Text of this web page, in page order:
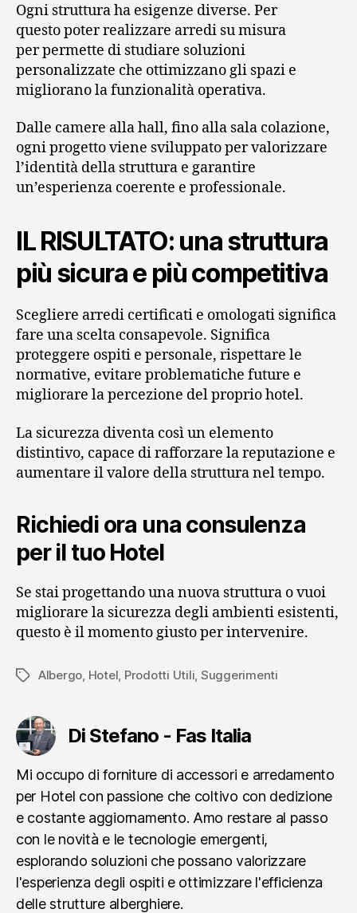
Ogni struttura ha esigenze diverse. Per
questo poter realizzare arredi su misura
per permette di studiare soluzioni
personalizzate che ottimizzano gli spazi e
migliorano la funzionalità operativa.
Dalle camere alla hall, fino alla sala colazione,
ogni progetto viene sviluppato per valorizzare
l’identità della struttura e garantire
un’esperienza coerente e professionale.
IL RISULTATO: una struttura
più sicura e più competitiva
Scegliere arredi certificati e omologati significa
fare una scelta consapevole. Significa
proteggere ospiti e personale, rispettare le
normative, evitare problematiche future e
migliorare la percezione del proprio hotel.
La sicurezza diventa così un elemento
distintivo, capace di rafforzare la reputazione e
aumentare il valore della struttura nel tempo.
Richiedi ora una consulenza
per il tuo Hotel
Se stai progettando una nuova struttura o vuoi
migliorare la sicurezza degli ambienti esistenti,
questo è il momento giusto per intervenire.
Tag Albergo Hotel Prodotti Utili Suggerimenti
Di Stefano - Fas Italia
Mi occupo di forniture di accessori e arredamento
per Hotel con passione che coltivo con dedizione
e costante aggiornamento. Amo restare al passo
con le novità e le tecnologie emergenti,
esplorando soluzioni che possano valorizzare
l'esperienza degli ospiti e ottimizzare l'efficienza
delle strutture alberghiere.